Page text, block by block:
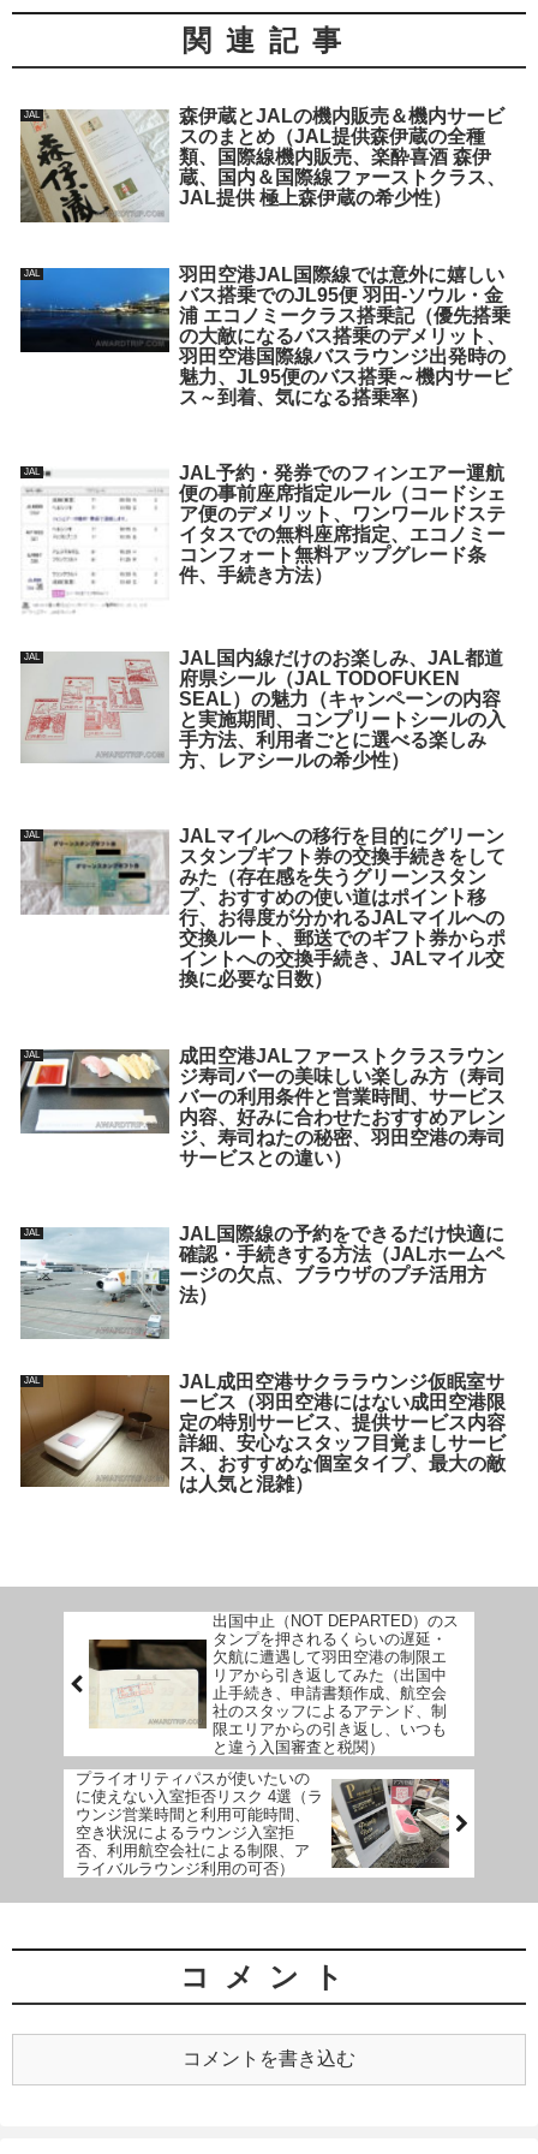
関連記事
JAL
森伊蔵とJALの機内販売＆機内サービ
スのまとめ（JAL提供森伊蔵の全種
類、国際線機内販売、楽酔喜酒 森伊
蔵、国内＆国際線ファーストクラス、
JAL提供 極上森伊蔵の希少性）
JAL
羽田空港JAL国際線では意外に嬉しい
バス搭乗でのJL95便 羽田-ソウル・金
浦 エコノミークラス搭乗記（優先搭乗
の大敵になるバス搭乗のデメリット、
羽田空港国際線バスラウンジ出発時の
魅力、JL95便のバス搭乗～機内サービ
ス～到着、気になる搭乗率）
JAL
JAL予約・発券でのフィンエアー運航
便の事前座席指定ルール（コードシェ
ア便のデメリット、ワンワールドステ
イタスでの無料座席指定、エコノミー
コンフォート無料アップグレード条
件、手続き方法）
JAL
JAL国内線だけのお楽しみ、JAL都道
府県シール（JAL TODOFUKEN
SEAL）の魅力（キャンペーンの内容
と実施期間、コンプリートシールの入
手方法、利用者ごとに選べる楽しみ
方、レアシールの希少性）
JAL
JALマイルへの移行を目的にグリーン
スタンプギフト券の交換手続きをして
みた（存在感を失うグリーンスタン
プ、おすすめの使い道はポイント移
行、お得度が分かれるJALマイルへの
交換ルート、郵送でのギフト券からポ
イントへの交換手続き、JALマイル交
換に必要な日数）
JAL
成田空港JALファーストクラスラウン
ジ寿司バーの美味しい楽しみ方（寿司
バーの利用条件と営業時間、サービス
内容、好みに合わせたおすすめアレン
ジ、寿司ねたの秘密、羽田空港の寿司
サービスとの違い）
JAL
JAL国際線の予約をできるだけ快適に
確認・手続きする方法（JALホームペ
ージの欠点、ブラウザのプチ活用方
法）
JAL
JAL成田空港サクララウンジ仮眠室サ
ービス（羽田空港にはない成田空港限
定の特別サービス、提供サービス内容
詳細、安心なスタッフ目覚ましサービ
ス、おすすめな個室タイプ、最大の敵
は人気と混雑）
出国中止（NOT DEPARTED）のス
タンプを押されるくらいの遅延・
欠航に遭遇して羽田空港の制限エ
リアから引き返してみた（出国中
止手続き、申請書類作成、航空会
社のスタッフによるアテンド、制
限エリアからの引き返し、いつも
と違う入国審査と税関）
プライオリティパスが使いたいの
に使えない入室拒否リスク 4選（ラ
ウンジ営業時間と利用可能時間、
空き状況によるラウンジ入室拒
否、利用航空会社による制限、ア
ライバルラウンジ利用の可否）
コメント
コメントを書き込む